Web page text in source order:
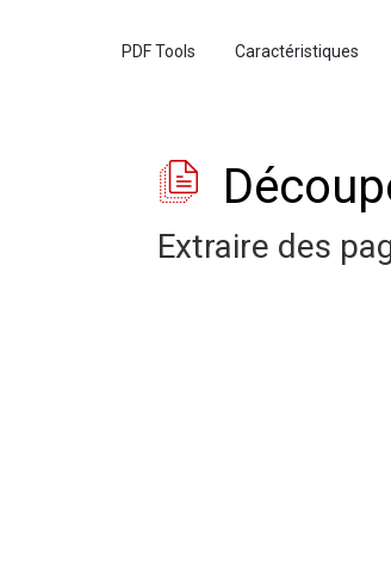
PDF Tools Caractéristiques
Extraire des